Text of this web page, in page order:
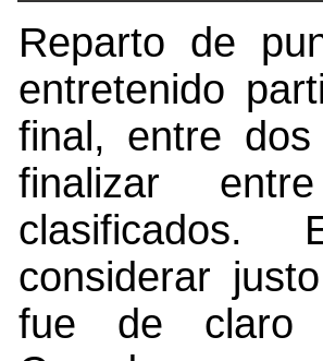
Reparto de
entretenido
final, entre
finalizar
considerar
fue de claro